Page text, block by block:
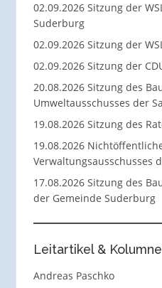
02.09.2026 Sitzung der
Suderburg
02.09.2026 Sitzung der
02.09.2026 Sitzung der
20.08.2026 Sitzung des
Umweltausschusses der
19.08.2026 Sitzung des
19.08.2026
Verwaltungsausschusses
17.08.2026 Sitzung des
der Gemeinde Suderburg
Leitartikel &
Andreas Paschko